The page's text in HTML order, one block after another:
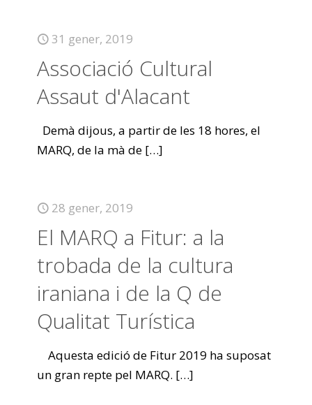
31 gener, 2019
Associació Cultural
Assaut d'Alacant
Demà dijous, a partir de les 18 hores, el
MARQ, de la mà de […]
28 gener, 2019
El MARQ a Fitur: a la
trobada de la cultura
iraniana i de la Q de
Qualitat Turística
Aquesta edició de Fitur 2019 ha suposat
un gran repte pel MARQ. […]